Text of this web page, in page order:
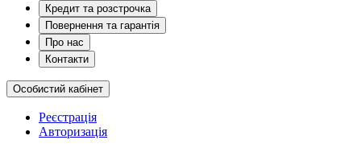
Кредит та розстрочка
Повернення та гарантія
Про нас
Контакти
Особистий кабінет
Реєстрація
Авторизація